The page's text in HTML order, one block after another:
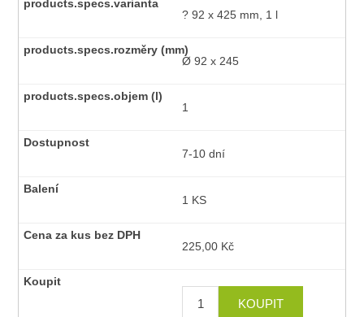
? 92 x 425 mm, 1 l
Ø 92 x 245
1
7-10 dní
1 KS
225,00 Kč